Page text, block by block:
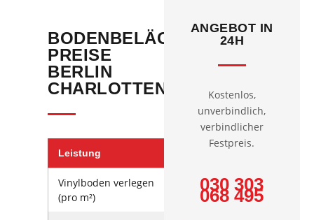
BODENBELÄGE
PREISE
BERLIN
CHARLOTTENBURG
Leistung
Vinylboden verlegen
(pro m²)
ab 18 €
ANGEBOT IN
24H
Kostenlos,
unverbindlich,
verbindlicher
Festpreis.
030 303
068 495